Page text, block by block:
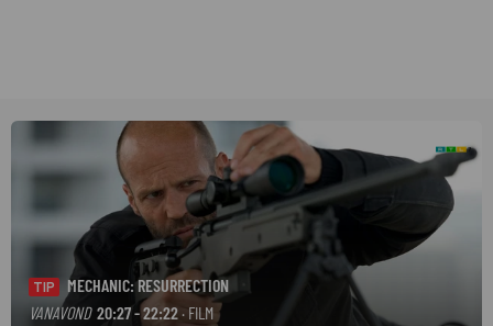
TIP
MECHANIC: RESURRECTION
VANAVOND 20:27 - 22:22· FILM